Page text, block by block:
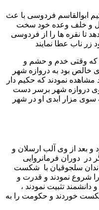
ابوالقاسم فردوسی با عث
و خلف وعده خود سخت
تا نقره ها را از فردوسی
زر ناب عطا نمایند
که وقتی خدم و حشم و
خالص بود به دروازه شهر
مشاهده نمودند که حکیم دار
دروازه شهر برسر دست
مزار ابدی او در شهر
و بعد از وی آلب ارسلان و
دوران فرمانروایی
سلجوقیان با شکست
شروع نمودند و قدرت و
دانشمند تثبیت نمودند ،
خوردند و حکومت را به